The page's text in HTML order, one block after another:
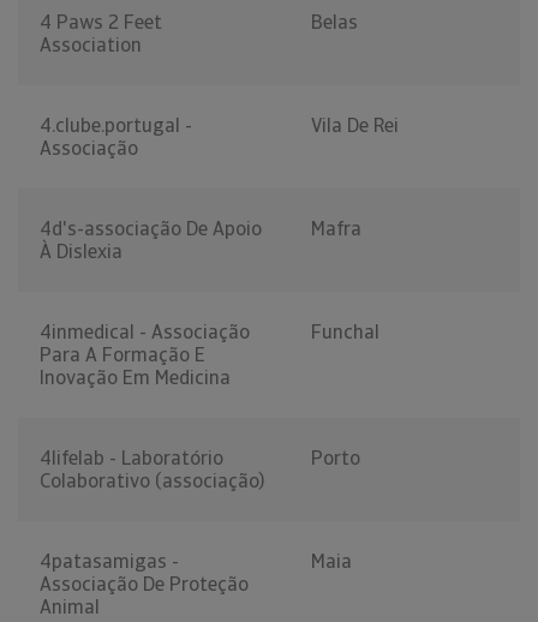
4 Paws 2 Feet
Association
Belas
4.clube.portugal -
Associação
Vila De Rei
4d's-associação De Apoio
À Dislexia
Mafra
4inmedical - Associação
Para A Formação E
Inovação Em Medicina
Funchal
4lifelab - Laboratório
Colaborativo (associação)
Porto
4patasamigas -
Associação De Proteção
Animal
Maia